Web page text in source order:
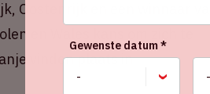
Oostenrijk en een winnaar van
en Wales kans om zich te
vinden plaats in
Gewenste datum *